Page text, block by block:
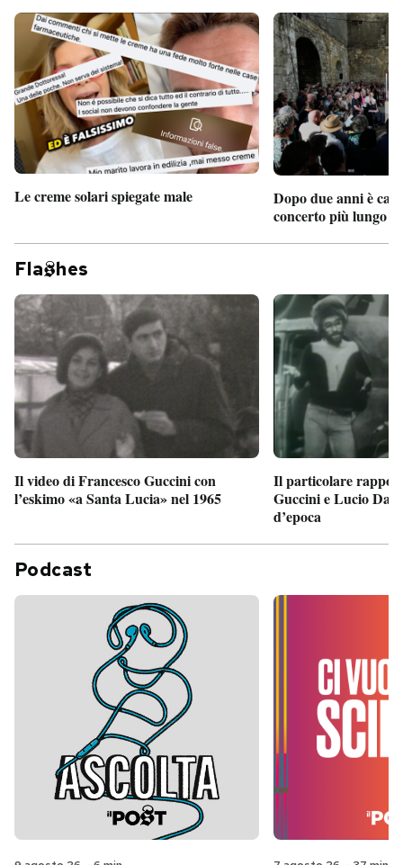
Le creme solari spiegate male
Dopo due anni è
concerto più lungo
Fla hes
Il video di Francesco Guccini con
l’eskimo «a Santa Lucia» nel 1965
Il particolare
Guccini e Lucio
d’epoca
Podcast